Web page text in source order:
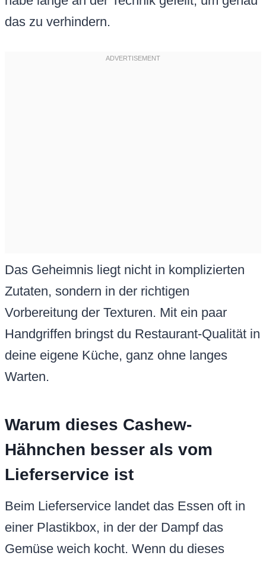
das zu verhindern.
Das Geheimnis liegt nicht in komplizierten
Zutaten, sondern in der richtigen
Vorbereitung der Texturen. Mit ein paar
Handgriffen bringst du Restaurant-Qualität in
deine eigene Küche, ganz ohne langes
Warten.
Warum dieses Cashew-
Hähnchen besser als vom
Lieferservice ist
Beim Lieferservice landet das Essen oft in
einer Plastikbox, in der der Dampf das
Gemüse weich kocht. Wenn du dieses